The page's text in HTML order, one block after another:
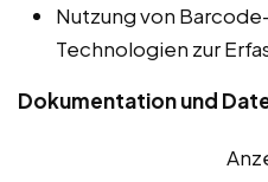
Nutzung von
Technologien zur
Dokumentation und